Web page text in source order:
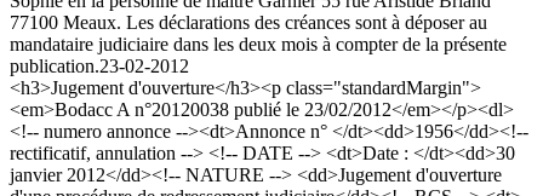
77100 Meaux. Les déclarations des créances sont à déposer au
mandataire judiciaire dans les deux mois à compter de la présente
publication.23-02-2012
<h3>Jugement d'ouverture</h3><p class="standardMargin">
<em>Bodacc A n°20120038 publié le 23/02/2012</em></p><dl>
<!-- numero annonce --><dt>Annonce n° </dt><dd>1956</dd><!--
rectificatif, annulation --> <!-- DATE --> <dt>Date : </dt><dd>30
janvier 2012</dd><!-- NATURE --> <dd>Jugement d'ouverture